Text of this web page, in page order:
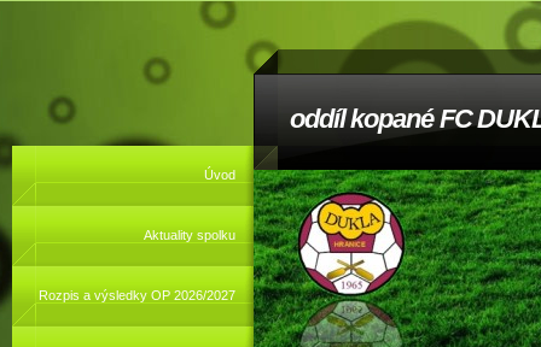
oddíl kopané FC
Úvod
Aktuality spolku
Rozpis a výsledky OP 2026/2027